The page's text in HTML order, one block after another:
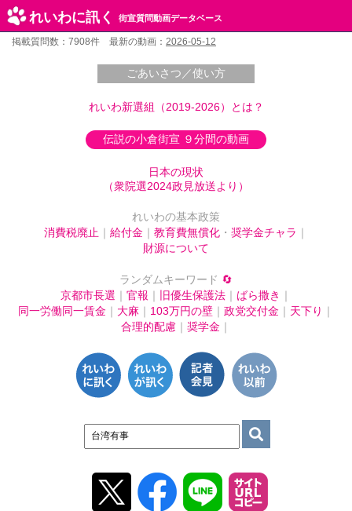
れいわに訊く 街宣質問動画データベース
掲載質問数：7908件 最新の動画： 2026-05-12
ごあいさつ／使い方
れいわ新選組（2019-2026）とは？
伝説の小倉街宣 ９分間の動画
日本の現状
（衆院選2024政見放送より）
れいわの基本政策
消費税廃止
給付金 教育費無償化 ・ 奨学金チャラ
財源について
ランダムキーワード 🔄
京都市長選
官報 旧優生保護法 ばら撒き
同一労働同一賃金
大麻 103万円の壁 政党交付金 天下り
合理的配慮
奨学金